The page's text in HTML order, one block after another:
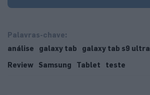
Palavras-chave:
análise
galaxy tab galaxy tab s9 ultra
Review
Samsung Tablet teste